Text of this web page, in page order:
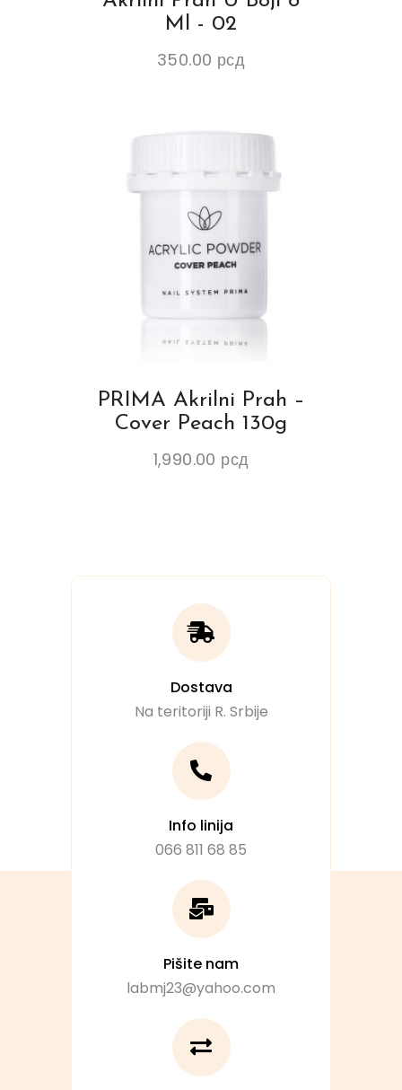
Ml - 02
350.00 рсд
PRIMA Akrilni Prah –
Cover Peach 130g
1,990.00 рсд
Dostava
Na teritoriji R. Srbije
Info linija
066 811 68 85
Pišite nam
labmj23@yahoo.com